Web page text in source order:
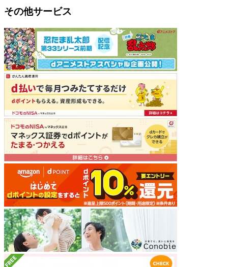
その他サービス